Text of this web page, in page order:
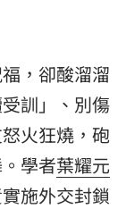
，卻酸溜溜
訓」、別傷
火狂燒，砲
學者葉耀元
施外交封鎖